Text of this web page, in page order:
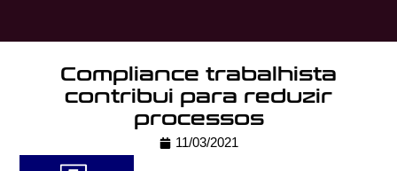
Compliance trabalhista
contribui para reduzir
processos
11/03/2021